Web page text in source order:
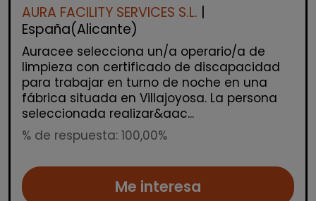
AURA FACILITY SERVICES S.L.
España(Alicante)
Auracee selecciona un/a operario/a de
limpieza con certificado de discapacidad
para trabajar en turno de noche en una
fábrica situada en Villajoyosa. La persona
seleccionada realizar&aac...
% de respuesta: 100,00%
Me interesa